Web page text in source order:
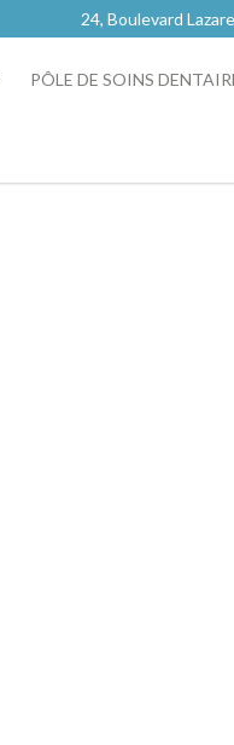
24, Boulevard
PÔLE DE SOINS